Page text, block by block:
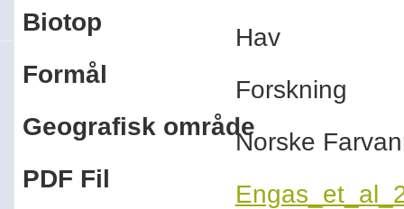
Biotop
Hav
Formål
Forskning
Geografisk område
Norske
PDF Fil